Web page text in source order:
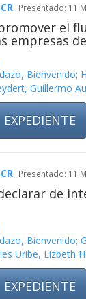
Presentado: 11
el
empresas
Bienvenido;
Guillermo
EXPEDIENTE
Presentado: 11
de
Bienvenido;
Uribe, Lizbeth
EXPEDIENTE